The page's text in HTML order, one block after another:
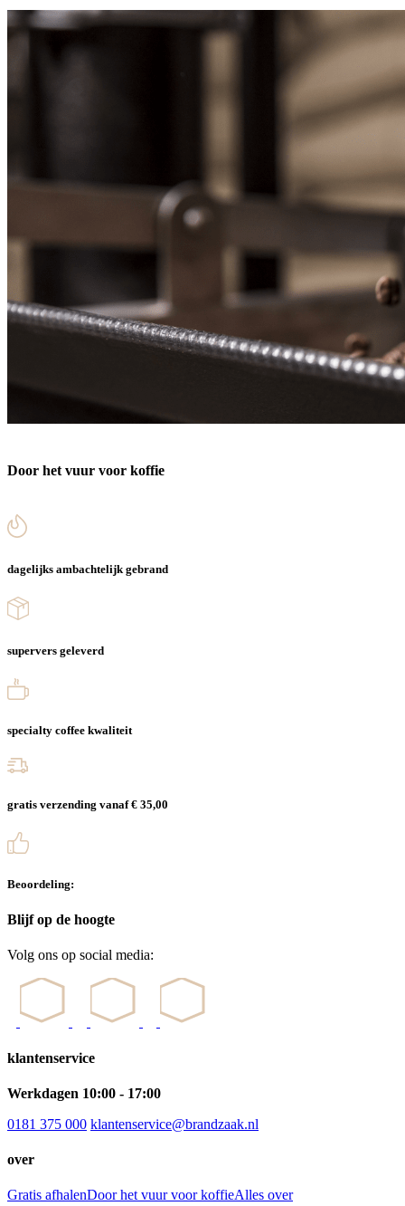
Door het vuur voor koffie
dagelijks ambachtelijk gebrand
supervers geleverd
specialty coffee kwaliteit
gratis verzending vanaf € 35,00
Beoordeling:
Blijf op de hoogte
Volg ons op social media:
klantenservice
Werkdagen 10:00 - 17:00
0181 375 000 klantenservice@brandzaak.nl
over
Gratis afhalenDoor het vuur voor koffieAlles over